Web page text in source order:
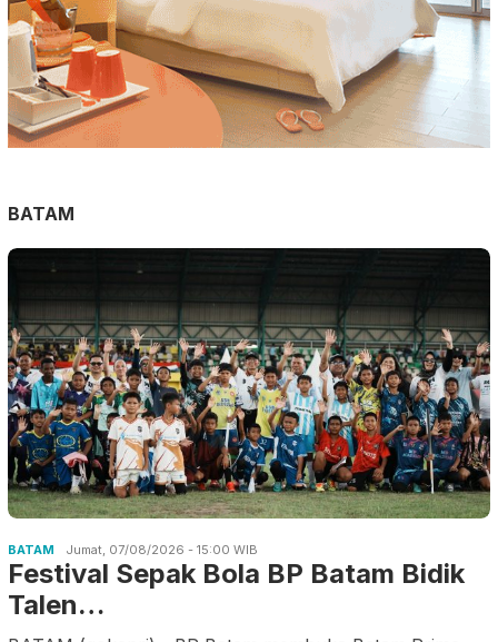
BATAM
BATAM Jumat, 07/08/2026 - 15:00 WIB
Festival Sepak Bola BP Batam Bidik
Talen…